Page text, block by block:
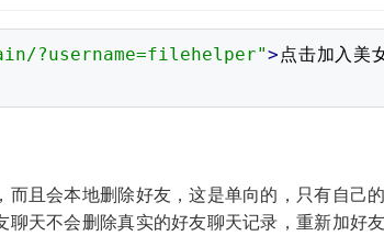
?username=filehelper"> 点击加入美
而且会本地删除好友，这是单向的，只有自己
天不会删除真实的好友聊天记录，重新加好